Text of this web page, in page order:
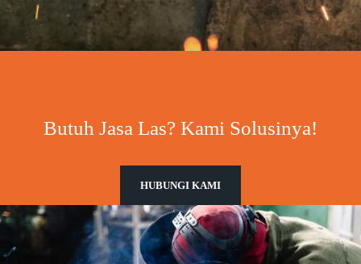
Butuh Jasa Las? Kami Solusinya!
HUBUNGI KAMI